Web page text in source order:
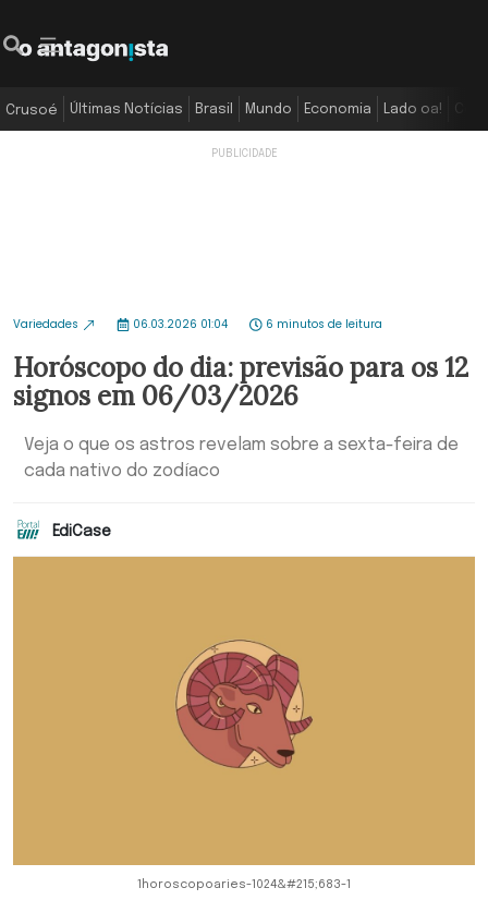
Crusoé Últimas Notícias Brasil Mundo Economia Lado oa!
Variedades 06.03.2026 01:04 6 minutos de leitura
Horóscopo do dia: previsão para os 12
signos em 06/03/2026
Veja o que os astros revelam sobre a sexta-feira de
cada nativo do zodíaco
EdiCase
1horoscopoaries-1024&#215;683-1